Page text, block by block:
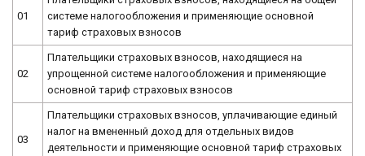
01
системе налогообложения и применяющие основной
тариф страховых взносов
02
Плательщики страховых взносов, находящиеся на
упрощенной системе налогообложения и применяющие
основной тариф страховых взносов
03
Плательщики страховых взносов, уплачивающие единый
налог на вмененный доход для отдельных видов
деятельности и применяющие основной тариф страховых